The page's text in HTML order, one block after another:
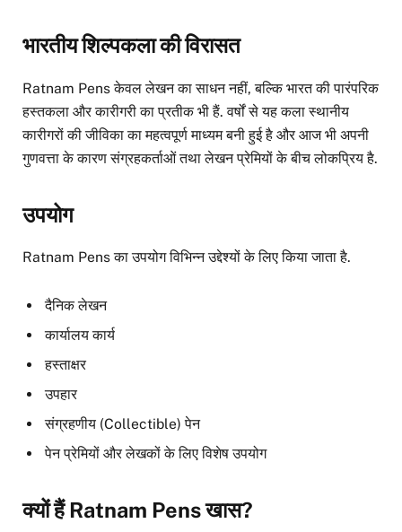
भारतीय शिल्पकला की विरासत
Ratnam Pens केवल लेखन का साधन नहीं, बल्कि भारत की पारंपरिक
हस्तकला और कारीगरी का प्रतीक भी हैं. वर्षों से यह कला स्थानीय
कारीगरों की जीविका का महत्वपूर्ण माध्यम बनी हुई है और आज भी अपनी
गुणवत्ता के कारण संग्रहकर्ताओं तथा लेखन प्रेमियों के बीच लोकप्रिय है.
उपयोग
Ratnam Pens का उपयोग विभिन्न उद्देश्यों के लिए किया जाता है.
दैनिक लेखन
कार्यालय कार्य
हस्ताक्षर
उपहार
संग्रहणीय (Collectible) पेन
पेन प्रेमियों और लेखकों के लिए विशेष उपयोग
क्यों हैं Ratnam Pens खास?